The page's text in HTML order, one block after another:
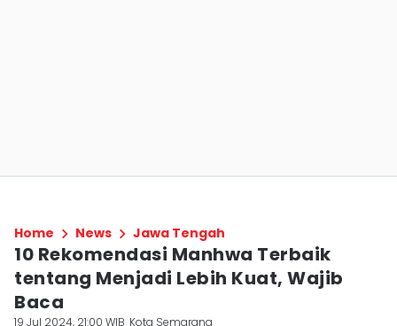
Home News Jawa Tengah
10 Rekomendasi Manhwa Terbaik
tentang Menjadi Lebih Kuat, Wajib
Baca
19 Jul 2024, 21:00 WIB Kota Semarang